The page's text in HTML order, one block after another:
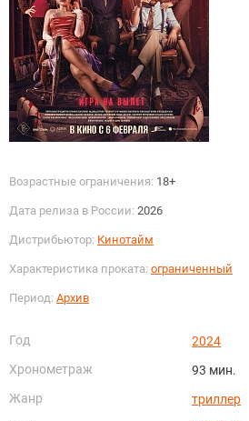
Возрастные ограничения: 18+
Дата релиза в России: 2026
Дистрибьютор: Кинотайм
Характеристика проката: ограниченный
Период: Архив
Год
2024
Хронометраж
93 мин.
Жанр
триллер